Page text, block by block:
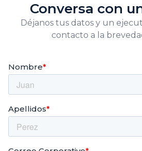
Conversa con
Déjanos tus datos y un
contacto a la